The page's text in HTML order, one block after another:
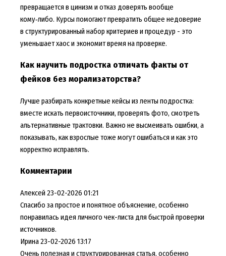
превращается в цинизм и отказ доверять вообще
кому‑либо. Курсы помогают превратить общее недоверие
в структурированный набор критериев и процедур - это
уменьшает хаос и экономит время на проверке.
Как научить подростка отличать факты от
фейков без морализаторства?
Лучше разбирать конкретные кейсы из ленты подростка:
вместе искать первоисточники, проверять фото, смотреть
альтернативные трактовки. Важно не высмеивать ошибки, а
показывать, как взрослые тоже могут ошибаться и как это
корректно исправлять.
Комментарии
Алексей23-02-2026 01:21
Спасибо за простое и понятное объяснение, особенно
понравилась идея личного чек-листа для быстрой проверки
источников.
Ирина23-02-2026 13:17
Очень полезная и структурированная статья, особенно